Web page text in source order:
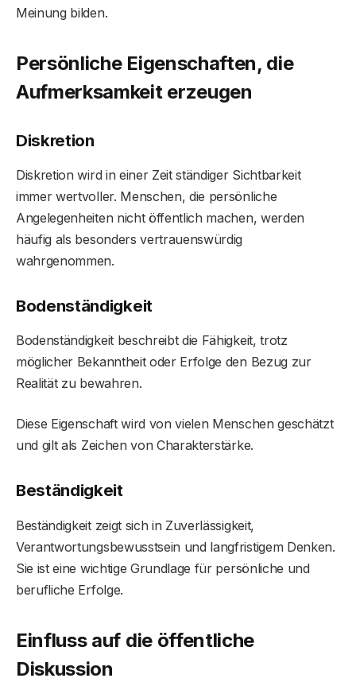
Meinung bilden.
Persönliche Eigenschaften, die
Aufmerksamkeit erzeugen
Diskretion
Diskretion wird in einer Zeit ständiger Sichtbarkeit
immer wertvoller. Menschen, die persönliche
Angelegenheiten nicht öffentlich machen, werden
häufig als besonders vertrauenswürdig
wahrgenommen.
Bodenständigkeit
Bodenständigkeit beschreibt die Fähigkeit, trotz
möglicher Bekanntheit oder Erfolge den Bezug zur
Realität zu bewahren.
Diese Eigenschaft wird von vielen Menschen geschätzt
und gilt als Zeichen von Charakterstärke.
Beständigkeit
Beständigkeit zeigt sich in Zuverlässigkeit,
Verantwortungsbewusstsein und langfristigem Denken.
Sie ist eine wichtige Grundlage für persönliche und
berufliche Erfolge.
Einfluss auf die öffentliche
Diskussion